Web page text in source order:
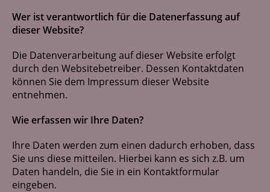
Wer ist verantwortlich für die Datenerfassung auf
dieser Website?
Die Datenverarbeitung auf dieser Website erfolgt
durch den Websitebetreiber. Dessen Kontaktdaten
können Sie dem Impressum dieser Website
entnehmen.
Wie erfassen wir Ihre Daten?
Ihre Daten werden zum einen dadurch erhoben, dass
Sie uns diese mitteilen. Hierbei kann es sich z.B. um
Daten handeln, die Sie in ein Kontaktformular
eingeben.